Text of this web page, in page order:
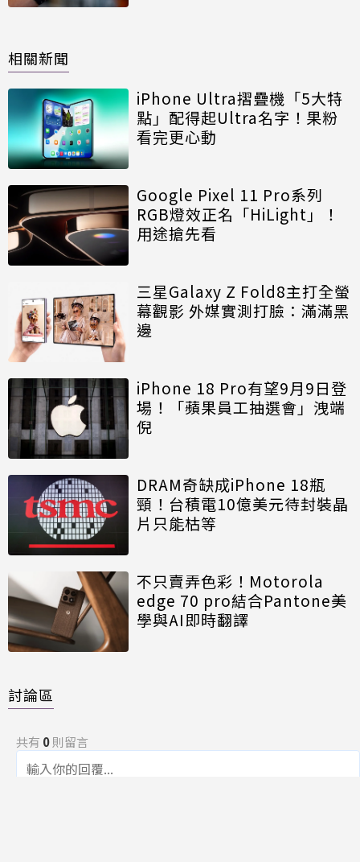
相關新聞
iPhone Ultra摺疊機「5大特
點」配得起Ultra名字！果粉
看完更心動
Google Pixel 11 Pro系列
RGB燈效正名「HiLight」！
用途搶先看
三星Galaxy Z Fold8主打全螢
幕觀影 外媒實測打臉：滿滿黑
邊
iPhone 18 Pro有望9月9日登
場！「蘋果員工抽選會」洩端
倪
DRAM奇缺成iPhone 18瓶
頸！台積電10億美元待封裝晶
片只能枯等
不只賣弄色彩！Motorola
edge 70 pro結合Pantone美
學與AI即時翻譯
討論區
共有 0則留言